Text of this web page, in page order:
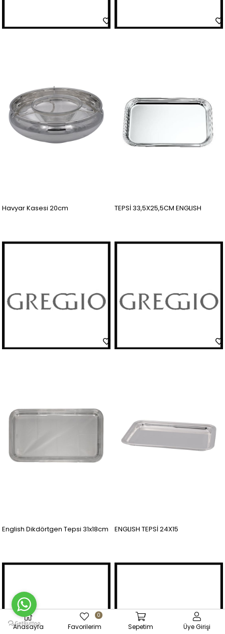
Havyar Kasesi 20cm TEPSİ 33,5X25,5CM ENGLISH
English Dikdörtgen Tepsi 31x18cm ENGLISH TEPSİ 24X15
Anasayfa Favorilerim
0
Sepetim Üye Girişi